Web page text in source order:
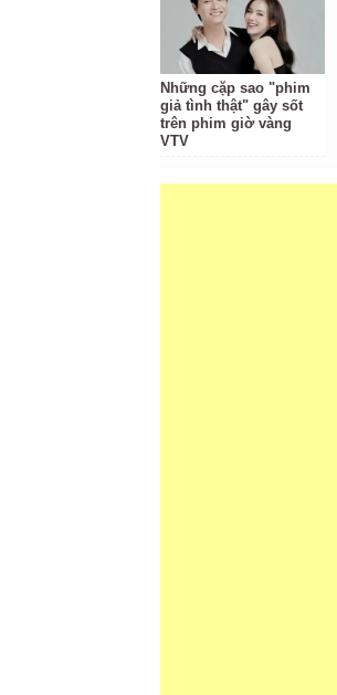
Những cặp sao "phim
giả tình thật" gây sốt
trên phim giờ vàng
VTV